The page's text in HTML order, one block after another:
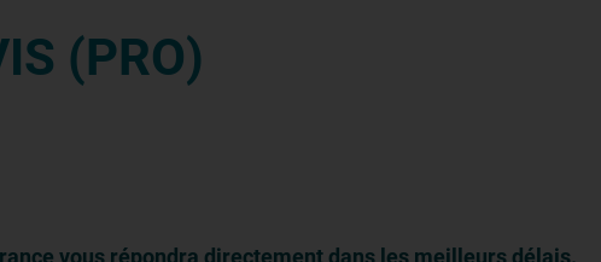
(PRO)
vous répondra directement dans les meilleurs délais.